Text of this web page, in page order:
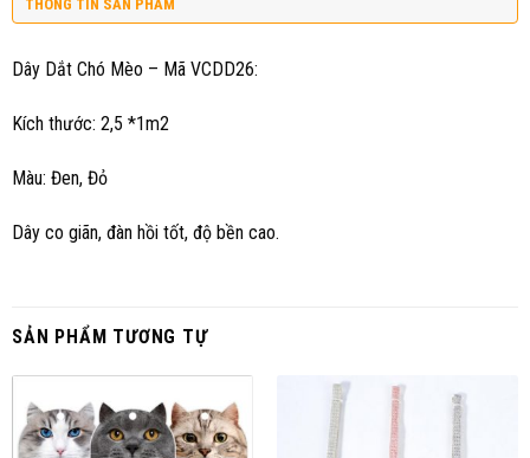
THÔNG TIN SẢN PHẨM
Dây Dắt Chó Mèo – Mã VCDD26:
Kích thước: 2,5 *1m2
Màu: Đen, Đỏ
Dây co giãn, đàn hồi tốt, độ bền cao.
SẢN PHẨM TƯƠNG TỰ